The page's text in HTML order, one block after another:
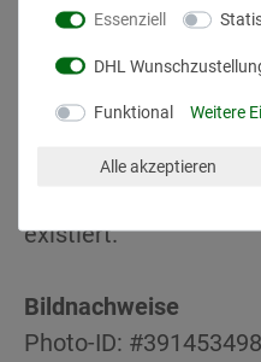
Produkt- und
jeweiligen
zur Online-
Link werden wir an
existiert.
Bildnachweise
Photo-ID:
Essenziell
DHL
Funktional Weitere
Alle akzeptieren